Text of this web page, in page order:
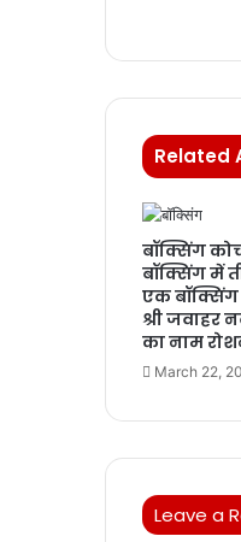
Related
बॉक्सिंग
बॉक्सिंग में
एक
श्री जवाहर
का नाम
March 22,
Leave a